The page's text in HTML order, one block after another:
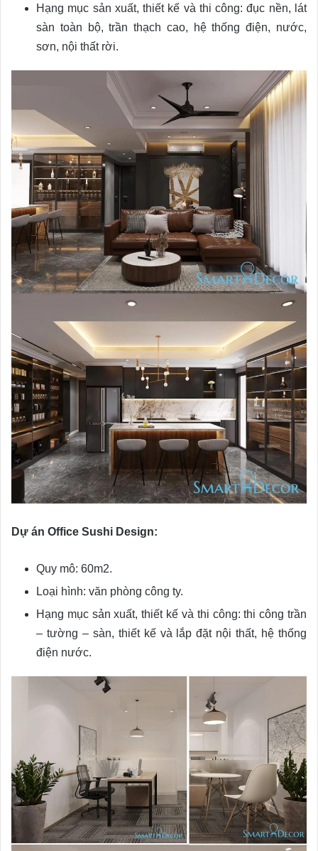
Hạng mục sản xuất, thiết kế và thi công: đục nền, lát
sàn toàn bộ, trần thạch cao, hệ thống điện, nước,
sơn, nội thất rời.
Dự án Office Sushi Design:
Quy mô: 60m2.
Loại hình: văn phòng công ty.
Hạng mục sản xuất, thiết kế và thi công: thi công trần
– tường – sàn, thiết kế và lắp đặt nội thất, hệ thống
điện nước.